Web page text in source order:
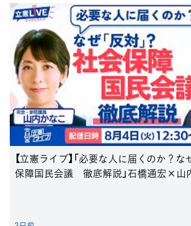
【立憲ライブ】「必要な人に届くのか？な
保障国民会議 徹底解説」石橋通宏×山